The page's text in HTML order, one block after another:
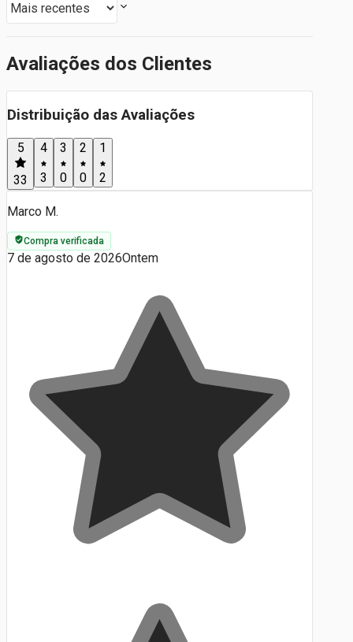
Avaliações dos Clientes
Distribuição das Avaliações
5
33
4
3
3
0
2
0
1
2
Marco M.
Compra verificada
7 de agosto de 2026Ontem